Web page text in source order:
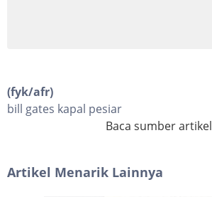
(fyk/afr)
bill gates kapal pesiar
Baca sumber artikel
Artikel Menarik Lainnya